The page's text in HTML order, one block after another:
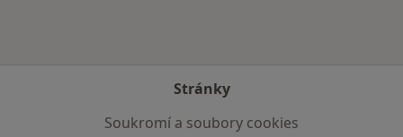
Stránky
Soukromí a soubory cookies